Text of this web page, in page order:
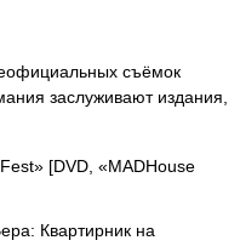
съёмок
заслуживают издания,
[DVD, «MADHouse
Квартирник на